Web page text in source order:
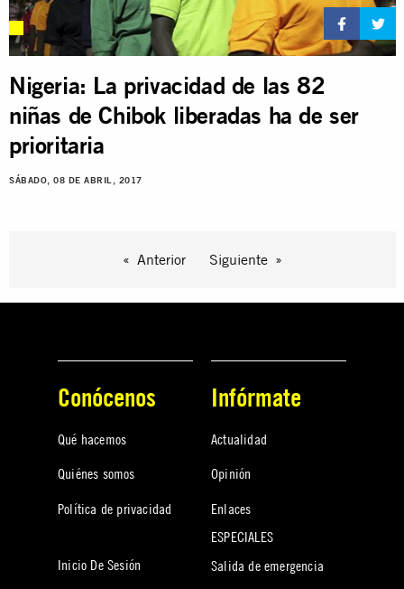
Nigeria: La privacidad de las 82
niñas de Chibok liberadas ha de ser
prioritaria
SÁBADO, 08 DE ABRIL, 2017
Anterior Siguiente
Conócenos
Qué hacemos
Quiénes somos
Política de privacidad
Inicio De Sesión
Infórmate
Actualidad
Opinión
Enlaces
ESPECIALES
Salida de emergencia